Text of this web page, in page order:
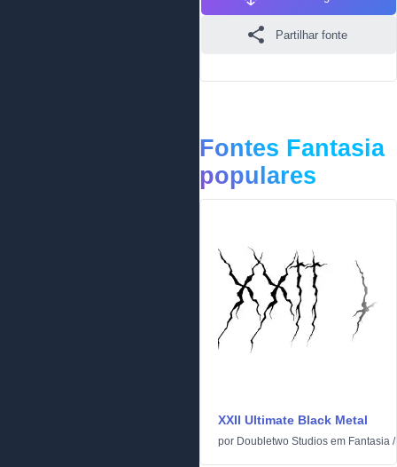
Partilhar fonte
Fontes Fantasia
populares
XXII Ultimate Black Metal
por Doubletwo Studios em Fantasia /